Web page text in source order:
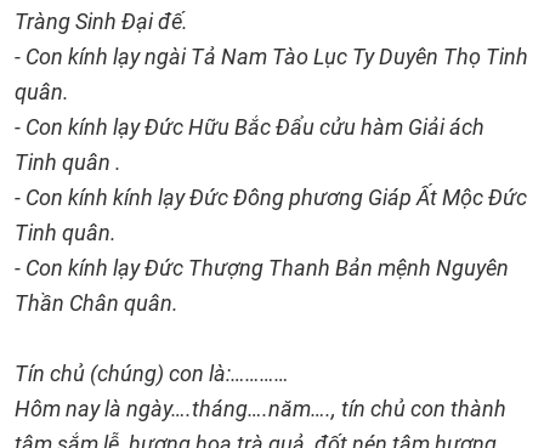
Tràng Sinh Đại đế.
- Con kính lạy ngài Tả Nam Tào Lục Ty Duyên Thọ Tinh
quân.
- Con kính lạy Đức Hữu Bắc Đẩu cửu hàm Giải ách
Tinh quân .
- Con kính kính lạy Đức Đông phương Giáp Ất Mộc Đức
Tinh quân.
- Con kính lạy Đức Thượng Thanh Bản mệnh Nguyên
Thần Chân quân.
Tín chủ (chúng) con là:…………
Hôm nay là ngày….tháng….năm…., tín chủ con thành